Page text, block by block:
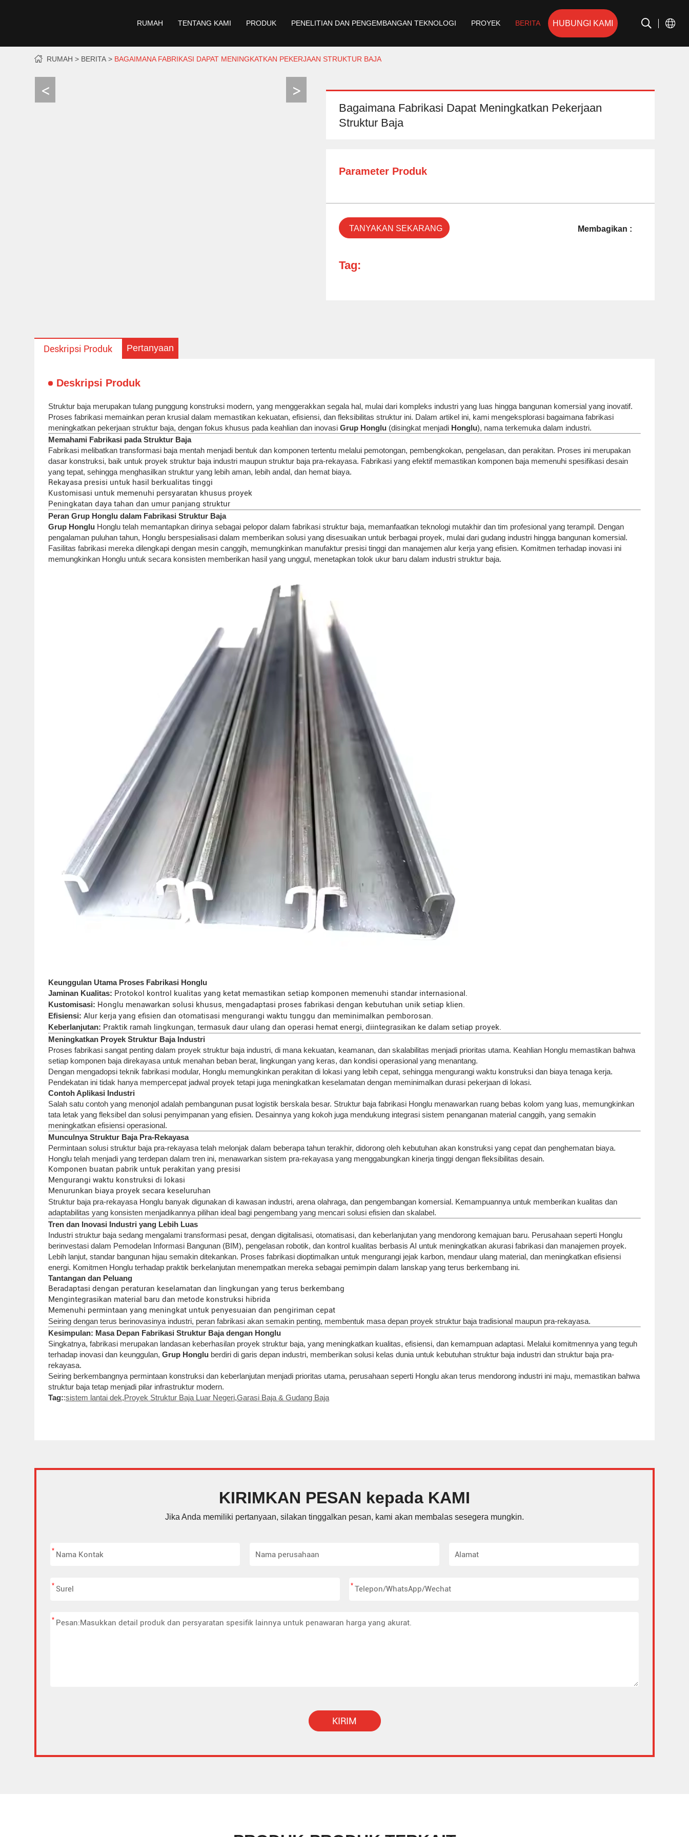
RUMAH TENTANG KAMI PRODUK PENELITIAN DAN PENGEMBANGAN TEKNOLOGI PROYEK BERITA HUBUNGI KAMI
RUMAH BERITA BAGAIMANA FABRIKASI DAPAT MENINGKATKAN PEKERJAAN STRUKTUR BAJA
Bagaimana Fabrikasi Dapat Meningkatkan Pekerjaan
Struktur Baja
Parameter Produk
TANYAKAN SEKARANG Membagikan :
Tag:
Deskripsi Produk Pertanyaan
Deskripsi Produk
Struktur baja merupakan tulang punggung konstruksi modern, yang menggerakkan segala hal, mulai dari kompleks industri yang luas hingga bangunan komersial yang inovatif.
Proses fabrikasi memainkan peran krusial dalam memastikan kekuatan, efisiensi, dan fleksibilitas struktur ini. Dalam artikel ini, kami mengeksplorasi bagaimana fabrikasi
meningkatkan pekerjaan struktur baja, dengan fokus khusus pada keahlian dan inovasiGrup Honglu (disingkat menjadi Honglu), nama terkemuka dalam industri.
Memahami Fabrikasi pada Struktur Baja
Fabrikasi melibatkan transformasi baja mentah menjadi bentuk dan komponen tertentu melalui pemotongan, pembengkokan, pengelasan, dan perakitan. Proses ini merupakan
dasar konstruksi, baik untuk proyek struktur baja industri maupun struktur baja pra-rekayasa. Fabrikasi yang efektif memastikan komponen baja memenuhi spesifikasi desain
yang tepat, sehingga menghasilkan struktur yang lebih aman, lebih andal, dan hemat biaya.
Rekayasa presisi untuk hasil berkualitas tinggi
Kustomisasi untuk memenuhi persyaratan khusus proyek
Peningkatan daya tahan dan umur panjang struktur
Peran Grup Honglu dalam Fabrikasi Struktur Baja
Grup Honglu Honglu telah memantapkan dirinya sebagai pelopor dalam fabrikasi struktur baja, memanfaatkan teknologi mutakhir dan tim profesional yang terampil. Dengan
pengalaman puluhan tahun, Honglu berspesialisasi dalam memberikan solusi yang disesuaikan untuk berbagai proyek, mulai dari gudang industri hingga bangunan komersial.
Fasilitas fabrikasi mereka dilengkapi dengan mesin canggih, memungkinkan manufaktur presisi tinggi dan manajemen alur kerja yang efisien. Komitmen terhadap inovasi ini
memungkinkan Honglu untuk secara konsisten memberikan hasil yang unggul, menetapkan tolok ukur baru dalam industri struktur baja.
Keunggulan Utama Proses Fabrikasi Honglu
Jaminan Kualitas: Protokol kontrol kualitas yang ketat memastikan setiap komponen memenuhi standar internasional.
Kustomisasi: Honglu menawarkan solusi khusus, mengadaptasi proses fabrikasi dengan kebutuhan unik setiap klien.
Efisiensi: Alur kerja yang efisien dan otomatisasi mengurangi waktu tunggu dan meminimalkan pemborosan.
Keberlanjutan: Praktik ramah lingkungan, termasuk daur ulang dan operasi hemat energi, diintegrasikan ke dalam setiap proyek.
Meningkatkan Proyek Struktur Baja Industri
Proses fabrikasi sangat penting dalam proyek struktur baja industri, di mana kekuatan, keamanan, dan skalabilitas menjadi prioritas utama. Keahlian Honglu memastikan bahwa
setiap komponen baja direkayasa untuk menahan beban berat, lingkungan yang keras, dan kondisi operasional yang menantang.
Dengan mengadopsi teknik fabrikasi modular, Honglu memungkinkan perakitan di lokasi yang lebih cepat, sehingga mengurangi waktu konstruksi dan biaya tenaga kerja.
Pendekatan ini tidak hanya mempercepat jadwal proyek tetapi juga meningkatkan keselamatan dengan meminimalkan durasi pekerjaan di lokasi.
Contoh Aplikasi Industri
Salah satu contoh yang menonjol adalah pembangunan pusat logistik berskala besar. Struktur baja fabrikasi Honglu menawarkan ruang bebas kolom yang luas, memungkinkan
tata letak yang fleksibel dan solusi penyimpanan yang efisien. Desainnya yang kokoh juga mendukung integrasi sistem penanganan material canggih, yang semakin
meningkatkan efisiensi operasional.
Munculnya Struktur Baja Pra-Rekayasa
Permintaan solusi struktur baja pra-rekayasa telah melonjak dalam beberapa tahun terakhir, didorong oleh kebutuhan akan konstruksi yang cepat dan penghematan biaya.
Honglu telah menjadi yang terdepan dalam tren ini, menawarkan sistem pra-rekayasa yang menggabungkan kinerja tinggi dengan fleksibilitas desain.
Komponen buatan pabrik untuk perakitan yang presisi
Mengurangi waktu konstruksi di lokasi
Menurunkan biaya proyek secara keseluruhan
Struktur baja pra-rekayasa Honglu banyak digunakan di kawasan industri, arena olahraga, dan pengembangan komersial. Kemampuannya untuk memberikan kualitas dan
adaptabilitas yang konsisten menjadikannya pilihan ideal bagi pengembang yang mencari solusi efisien dan skalabel.
Tren dan Inovasi Industri yang Lebih Luas
Industri struktur baja sedang mengalami transformasi pesat, dengan digitalisasi, otomatisasi, dan keberlanjutan yang mendorong kemajuan baru. Perusahaan seperti Honglu
berinvestasi dalam Pemodelan Informasi Bangunan (BIM), pengelasan robotik, dan kontrol kualitas berbasis AI untuk meningkatkan akurasi fabrikasi dan manajemen proyek.
Lebih lanjut, standar bangunan hijau semakin ditekankan. Proses fabrikasi dioptimalkan untuk mengurangi jejak karbon, mendaur ulang material, dan meningkatkan efisiensi
energi. Komitmen Honglu terhadap praktik berkelanjutan menempatkan mereka sebagai pemimpin dalam lanskap yang terus berkembang ini.
Tantangan dan Peluang
Beradaptasi dengan peraturan keselamatan dan lingkungan yang terus berkembang
Mengintegrasikan material baru dan metode konstruksi hibrida
Memenuhi permintaan yang meningkat untuk penyesuaian dan pengiriman cepat
Seiring dengan terus berinovasinya industri, peran fabrikasi akan semakin penting, membentuk masa depan proyek struktur baja tradisional maupun pra-rekayasa.
Kesimpulan: Masa Depan Fabrikasi Struktur Baja dengan Honglu
Singkatnya, fabrikasi merupakan landasan keberhasilan proyek struktur baja, yang meningkatkan kualitas, efisiensi, dan kemampuan adaptasi. Melalui komitmennya yang teguh
terhadap inovasi dan keunggulan,Grup Honglu berdiri di garis depan industri, memberikan solusi kelas dunia untuk kebutuhan struktur baja industri dan struktur baja pra-
rekayasa.
Seiring berkembangnya permintaan konstruksi dan keberlanjutan menjadi prioritas utama, perusahaan seperti Honglu akan terus mendorong industri ini maju, memastikan bahwa
struktur baja tetap menjadi pilar infrastruktur modern.
Tag::sistem lantai dek,Proyek Struktur Baja Luar Negeri,Garasi Baja & Gudang Baja
KIRIMKAN PESAN kepada KAMI
Jika Anda memiliki pertanyaan, silakan tinggalkan pesan, kami akan membalas sesegera mungkin.
*
* *
*
KIRIM